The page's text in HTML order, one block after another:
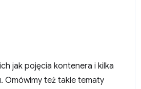
jak pojęcia kontenera i kilka
Omówimy też takie tematy